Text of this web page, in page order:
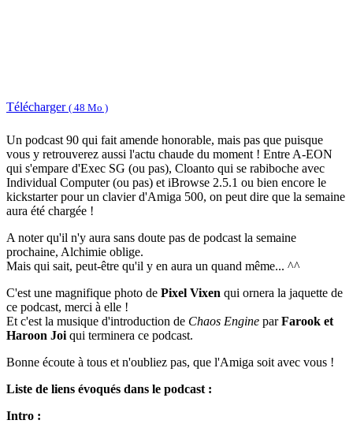
Télécharger ( 48 Mo )
Un podcast 90 qui fait amende honorable, mais pas que puisque
vous y retrouverez aussi l'actu chaude du moment ! Entre A-EON
qui s'empare d'Exec SG (ou pas), Cloanto qui se rabiboche avec
Individual Computer (ou pas) et iBrowse 2.5.1 ou bien encore le
kickstarter pour un clavier d'Amiga 500, on peut dire que la semaine
aura été chargée !
A noter qu'il n'y aura sans doute pas de podcast la semaine
prochaine, Alchimie oblige.
Mais qui sait, peut-être qu'il y en aura un quand même... ^^
C'est une magnifique photo de Pixel Vixen qui ornera la jaquette de
ce podcast, merci à elle !
Et c'est la musique d'introduction de Chaos Engine parFarook et
Haroon Joi qui terminera ce podcast.
Bonne écoute à tous et n'oubliez pas, que l'Amiga soit avec vous !
Liste de liens évoqués dans le podcast :
Intro :